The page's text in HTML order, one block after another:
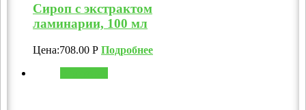
Сироп с экстрактом
ламинарии, 100 мл
Цена:708.00 Р Подробнее